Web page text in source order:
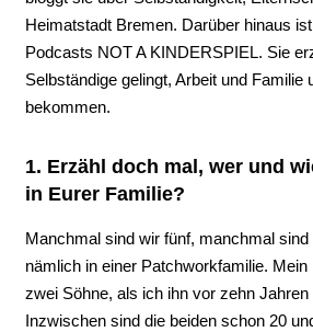
Heimatstadt Bremen. Darüber hinaus
Podcasts NOT A KINDERSPIEL. Sie
Selbständige gelingt, Arbeit und Familie
bekommen.
1. Erzähl doch mal, wer und
in Eurer Familie?
Manchmal sind wir fünf, manchmal sind
nämlich in einer Patchworkfamilie. Mein
zwei Söhne, als ich ihn vor zehn Jahren
Inzwischen sind die beiden schon 20